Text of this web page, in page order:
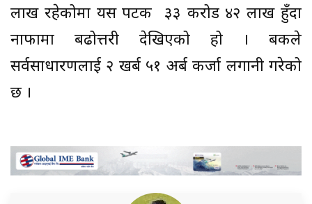
लाख रहेकोमा यस पटक ३३ करोड ४२ लाख हुँदा
नाफामा बढोत्तरी देखिएको हो । बैंकले
सर्वसाधारणलाई २ खर्ब ५१ अर्ब कर्जा लगानी गरेको
छ ।